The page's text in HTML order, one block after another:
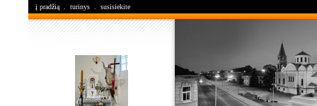
į pradžią turinys susisiekite